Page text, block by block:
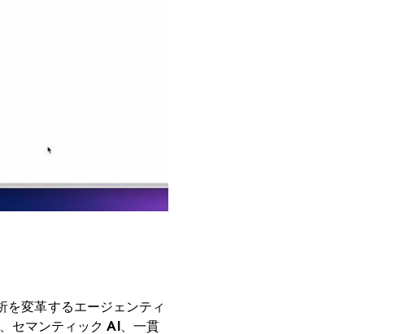
変革するエージェンティ
セマンティック AI、一貫